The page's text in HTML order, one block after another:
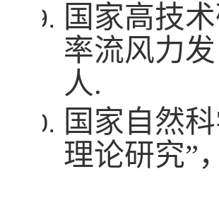
国家高技
率流风力
人.
国家自然
理论研究”，